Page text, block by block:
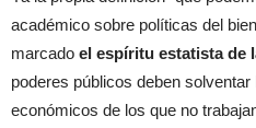
académico sobre políticas del
marcado el espíritu estatista de
poderes públicos deben
económicos de los que no